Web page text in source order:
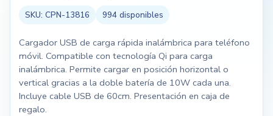
SKU: CPN-13816 994disponibles
Cargador USB de carga rápida inalámbrica para teléfono
móvil. Compatible con tecnología Qi para carga
inalámbrica. Permite cargar en posición horizontal o
vertical gracias a la doble batería de 10W cada una.
Incluye cable USB de 60cm. Presentación en caja de
regalo.